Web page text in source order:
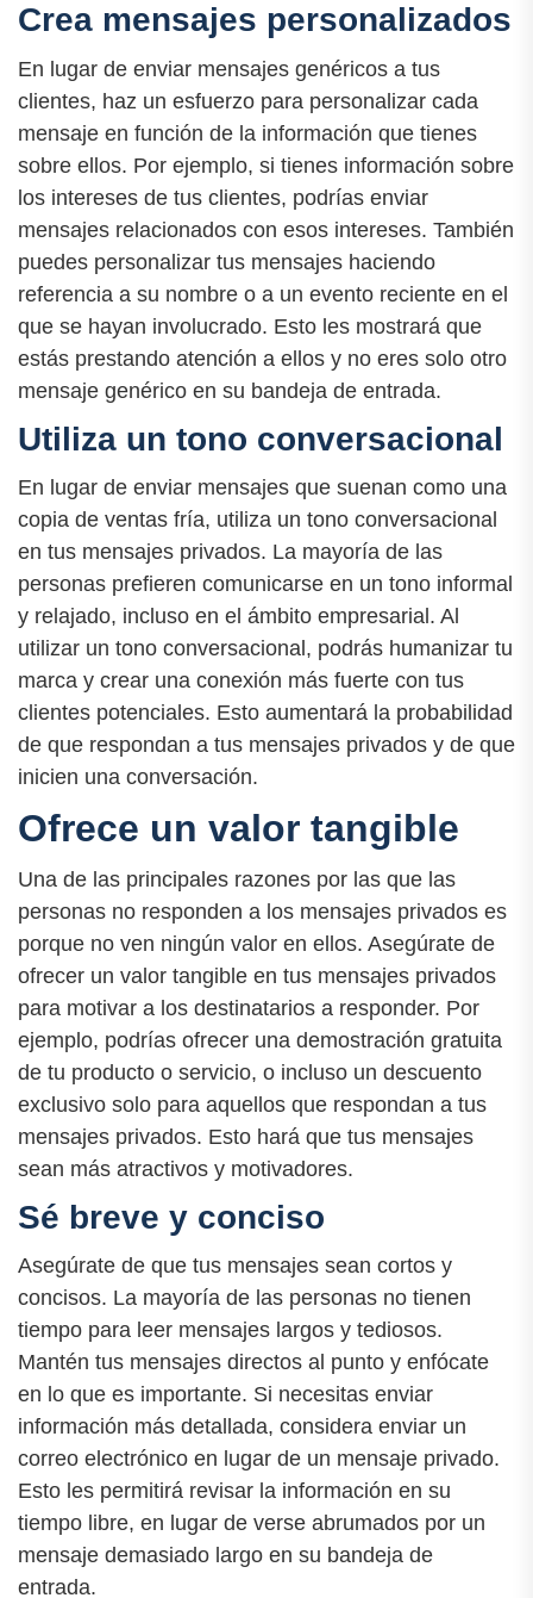
Crea mensajes personalizados
En lugar de enviar mensajes genéricos a tus
clientes, haz un esfuerzo para personalizar cada
mensaje en función de la información que tienes
sobre ellos. Por ejemplo, si tienes información sobre
los intereses de tus clientes, podrías enviar
mensajes relacionados con esos intereses. También
puedes personalizar tus mensajes haciendo
referencia a su nombre o a un evento reciente en el
que se hayan involucrado. Esto les mostrará que
estás prestando atención a ellos y no eres solo otro
mensaje genérico en su bandeja de entrada.
Utiliza un tono conversacional
En lugar de enviar mensajes que suenan como una
copia de ventas fría, utiliza un tono conversacional
en tus mensajes privados. La mayoría de las
personas prefieren comunicarse en un tono informal
y relajado, incluso en el ámbito empresarial. Al
utilizar un tono conversacional, podrás humanizar tu
marca y crear una conexión más fuerte con tus
clientes potenciales. Esto aumentará la probabilidad
de que respondan a tus mensajes privados y de que
inicien una conversación.
Ofrece un valor tangible
Una de las principales razones por las que las
personas no responden a los mensajes privados es
porque no ven ningún valor en ellos. Asegúrate de
ofrecer un valor tangible en tus mensajes privados
para motivar a los destinatarios a responder. Por
ejemplo, podrías ofrecer una demostración gratuita
de tu producto o servicio, o incluso un descuento
exclusivo solo para aquellos que respondan a tus
mensajes privados. Esto hará que tus mensajes
sean más atractivos y motivadores.
Sé breve y conciso
Asegúrate de que tus mensajes sean cortos y
concisos. La mayoría de las personas no tienen
tiempo para leer mensajes largos y tediosos.
Mantén tus mensajes directos al punto y enfócate
en lo que es importante. Si necesitas enviar
información más detallada, considera enviar un
correo electrónico en lugar de un mensaje privado.
Esto les permitirá revisar la información en su
tiempo libre, en lugar de verse abrumados por un
mensaje demasiado largo en su bandeja de
entrada.